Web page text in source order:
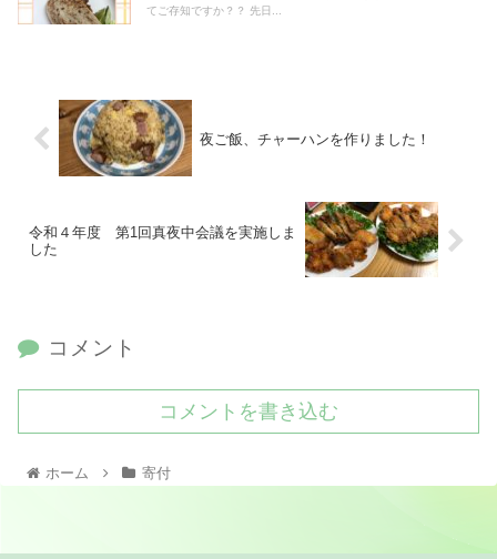
てご存知ですか？？ 先日...
夜ご飯、チャーハンを作りました！
令和４年度 第1回真夜中会議を実施しま
した
コメント
コメントを書き込む
ホーム 寄付